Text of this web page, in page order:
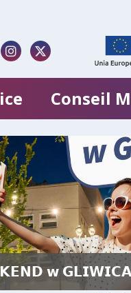
Conseil
𝘄